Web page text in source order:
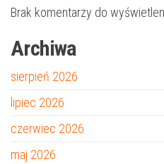
Brak komentarzy do
Archiwa
sierpień 2026
lipiec 2026
czerwiec 2026
maj 2026